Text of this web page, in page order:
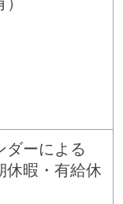
ーによる
暇・有給休